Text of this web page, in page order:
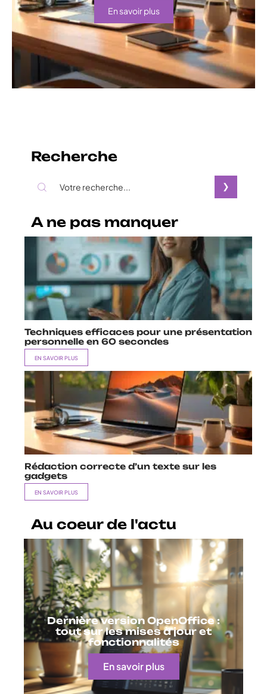
En savoir plus
Recherche
A ne pas manquer
Techniques efficaces pour une présentation
personnelle en 60 secondes
EN SAVOIR PLUS
Rédaction correcte d’un texte sur les
gadgets
EN SAVOIR PLUS
Au coeur de l'actu
Dernière version OpenOffice :
tout sur les mises à jour et
fonctionnalités
En savoir plus